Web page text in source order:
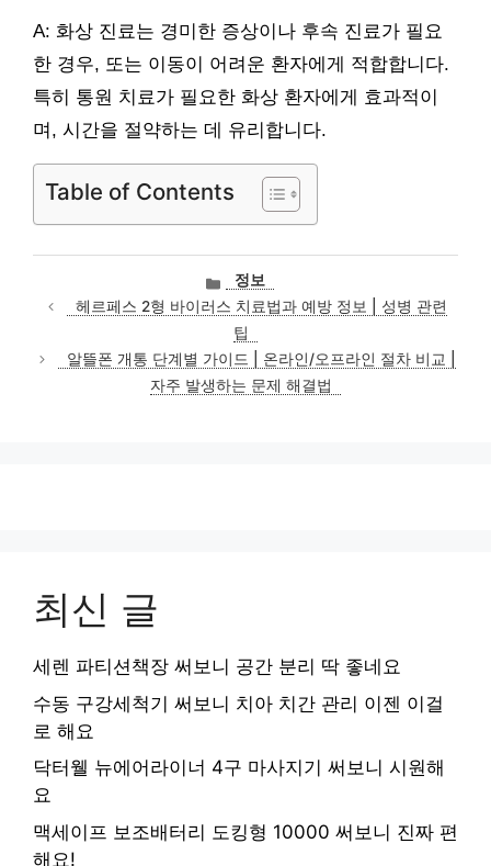
A: 화상 진료는 경미한 증상이나 후속 진료가 필요
한 경우, 또는 이동이 어려운 환자에게 적합합니다.
특히 통원 치료가 필요한 화상 환자에게 효과적이
며, 시간을 절약하는 데 유리합니다.
Table of Contents
카
테
고
리
정보
헤르페스 2형 바이러스 치료법과 예방 정보 | 성병 관련
팁
알뜰폰 개통 단계별 가이드 | 온라인/오프라인 절차 비교 |
자주 발생하는 문제 해결법
최신 글
세렌 파티션책장 써보니 공간 분리 딱 좋네요
수동 구강세척기 써보니 치아 치간 관리 이젠 이걸
로 해요
닥터웰 뉴에어라이너 4구 마사지기 써보니 시원해
요
맥세이프 보조배터리 도킹형 10000 써보니 진짜 편
해요!